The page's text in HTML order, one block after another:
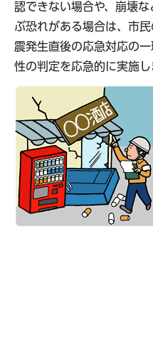
認できない場合や、崩壊
ぶ恐れがある場合は、市
震発生直後の応急対応の
性の判定を応急的に実施し